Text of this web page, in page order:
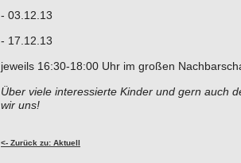
- 03.12.13
- 17.12.13
jeweils 16:30-18:00 Uhr im großen
Über viele interessierte Kinder und gern auch
wir uns!
<- Zurück zu: Aktuell